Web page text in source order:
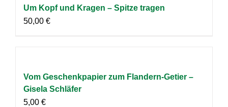
Um Kopf und Kragen – Spitze tragen
50,00 €
Vom Geschenkpapier zum Flandern-Getier –
Gisela Schläfer
5,00 €